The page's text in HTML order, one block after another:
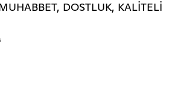
DOSTLUK, KALİTELİ